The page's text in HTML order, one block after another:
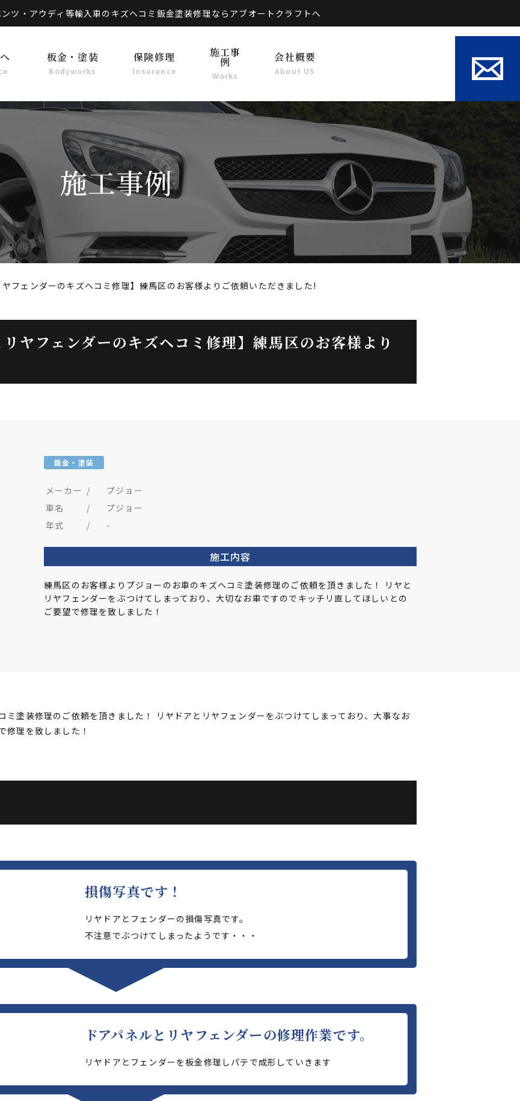
ツ・アウディ等輸入車のキズヘコミ鈑金塗装修理ならアブオートクラフトへ
板金・塗装
Bodyworks
保険修理
Insurance
施工事
例
Works
会社概要
About US
施工事例
フェンダーのキズヘコミ修理】練馬区のお客様よりご依頼いただきました!
ヤフェンダーのキズヘコミ修理】練馬区のお客様より
鈑金・塗装
メーカー /
プジョー
車名
/
プジョー
年式
/ -
施工内容
練馬区のお客様よりプジョーのお車のキズヘコミ塗装修理のご依頼を頂きました！ リヤと
リヤフェンダーをぶつけてしまっており、大切なお車ですのでキッチリ直してほしいとの
ご要望で修理を致しました！
塗装修理のご依頼を頂きました！ リヤドアとリヤフェンダーをぶつけてしまっており、大事なお
修理を致しました！
損傷写真です！
リヤドアとフェンダーの損傷写真です。
不注意でぶつけてしまったようです・・・
ドアパネルとリヤフェンダーの修理作業です。
リヤドアとフェンダーを板金修理しパテで成形していきます